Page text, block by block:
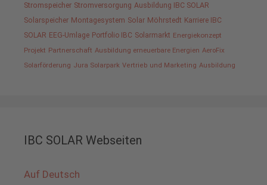
Stromspeicher Stromversorgung Ausbildung IBC SOLAR
Solarspeicher Montagesystem Solar Möhrstedt Karriere IBC
SOLAR EEG-Umlage Portfolio IBC Solarmarkt Energiekonzept
Projekt Partnerschaft Ausbildung erneuerbare Energien AeroFix
Solarförderung Jura Solarpark Vertrieb und Marketing Ausbildung
IBC SOLAR Webseiten
Auf Deutsch